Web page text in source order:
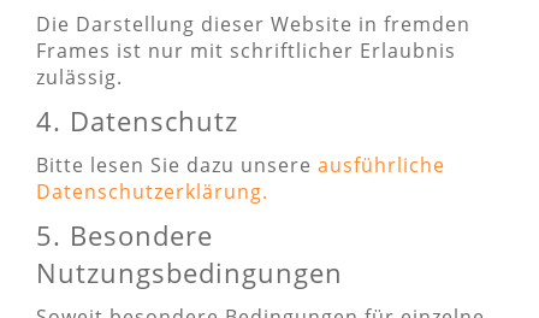
Die Darstellung dieser Website in fremden
Frames ist nur mit schriftlicher Erlaubnis
zulässig.
4. Datenschutz
Bitte lesen Sie dazu unsere ausführliche
Datenschutzerklärung.
5. Besondere
Nutzungsbedingungen